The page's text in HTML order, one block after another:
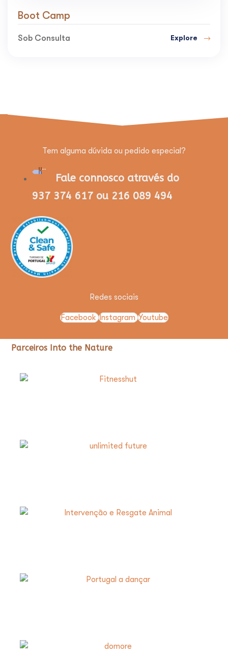
Boot Camp
Sob Consulta Explore
Tem alguma dúvida ou pedido especial?
Fale connosco através do
937 374 617 ou 216 089 494
Redes sociais
Facebook Instagram Youtube
Parceiros Into the Nature